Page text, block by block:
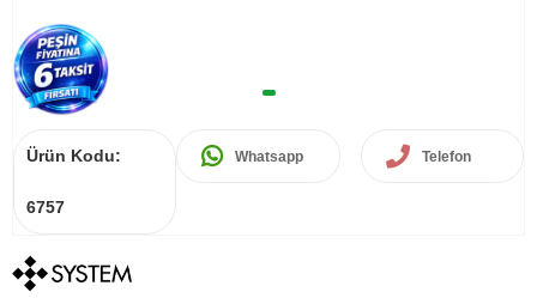
Ürün Kodu:
6757
Whatsapp Telefon